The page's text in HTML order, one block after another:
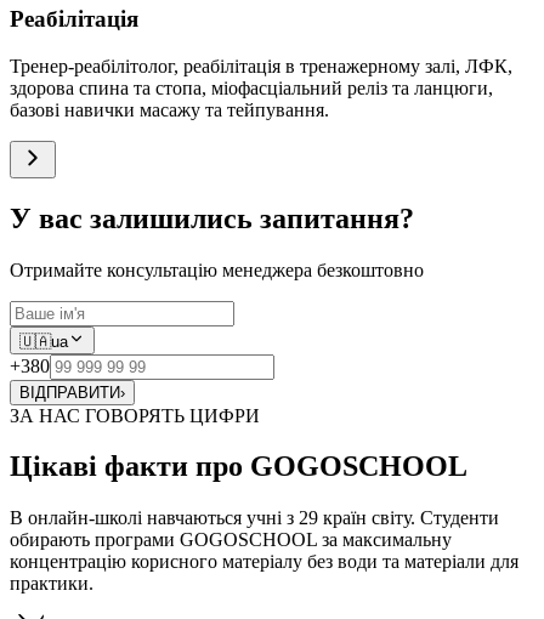
Реабілітація
Тренер-реабілітолог, реабілітація в тренажерному залі, ЛФК,
здорова спина та стопа, міофасціальний реліз та ланцюги,
базові навички масажу та тейпування.
У вас залишились запитання?
Отримайте консультацію менеджера безкоштовно
🇺🇦ua
+380
ВІДПРАВИТИ›
ЗА НАС ГОВОРЯТЬ ЦИФРИ
Цікаві факти про GOGOSCHOOL
В онлайн-школі навчаються учні з 29 країн світу. Студенти
обирають програми GOGOSCHOOL за максимальну
концентрацію корисного матеріалу без води та матеріали для
практики.